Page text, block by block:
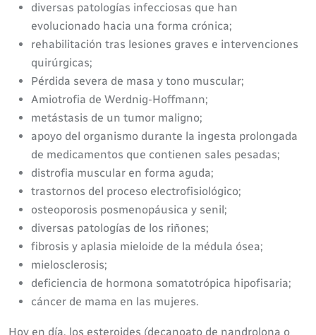
diversas patologías infecciosas que han
evolucionado hacia una forma crónica;
rehabilitación tras lesiones graves e intervenciones
quirúrgicas;
Pérdida severa de masa y tono muscular;
Amiotrofia de Werdnig-Hoffmann;
metástasis de un tumor maligno;
apoyo del organismo durante la ingesta prolongada
de medicamentos que contienen sales pesadas;
distrofia muscular en forma aguda;
trastornos del proceso electrofisiológico;
osteoporosis posmenopáusica y senil;
diversas patologías de los riñones;
fibrosis y aplasia mieloide de la médula ósea;
mielosclerosis;
deficiencia de hormona somatotrópica hipofisaria;
cáncer de mama en las mujeres.
Hoy en día, los esteroides (decanoato de nandrolona o